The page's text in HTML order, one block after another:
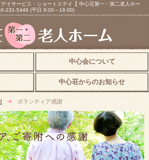
イサービス・ショートステイ【 中心荘第一・第二老人ホー
231-5449 (平日 9:00～18:00)
中心会について
中心荘からのお知らせ
ボランティア感謝